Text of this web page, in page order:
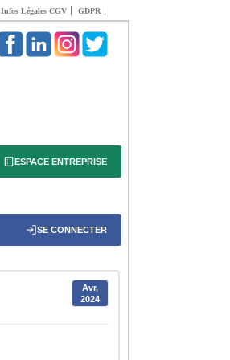
Infos Légales CGV GDPR
ESPACE ENTREPRISE
SE CONNECTER
Avr,
2024